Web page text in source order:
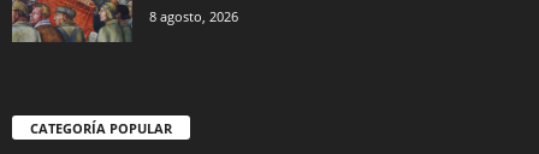
8 agosto, 2026
CATEGORÍA POPULAR